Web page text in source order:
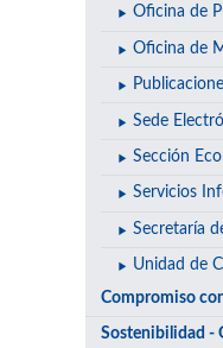
Oficina de
Oficina de
Sede
Sección
Servicios
Secretaría
Unidad de
Compromiso
Sostenibilidad -